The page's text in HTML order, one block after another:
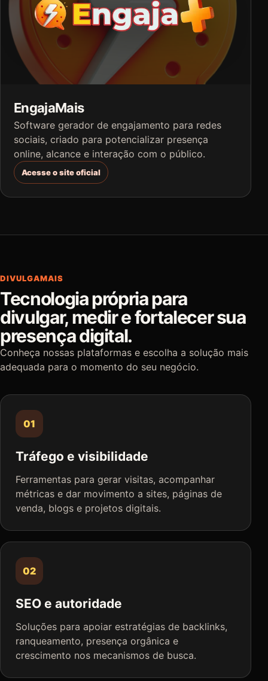
EngajaMais
Software gerador de engajamento para redes
sociais, criado para potencializar presença
online, alcance e interação com o público.
Acesse o site oficial
DIVULGAMAIS
Tecnologia própria para
divulgar, medir e fortalecer sua
presença digital.
Conheça nossas plataformas e escolha a solução mais
adequada para o momento do seu negócio.
01
Tráfego e visibilidade
Ferramentas para gerar visitas, acompanhar
métricas e dar movimento a sites, páginas de
venda, blogs e projetos digitais.
02
SEO e autoridade
Soluções para apoiar estratégias de backlinks,
ranqueamento, presença orgânica e
crescimento nos mecanismos de busca.